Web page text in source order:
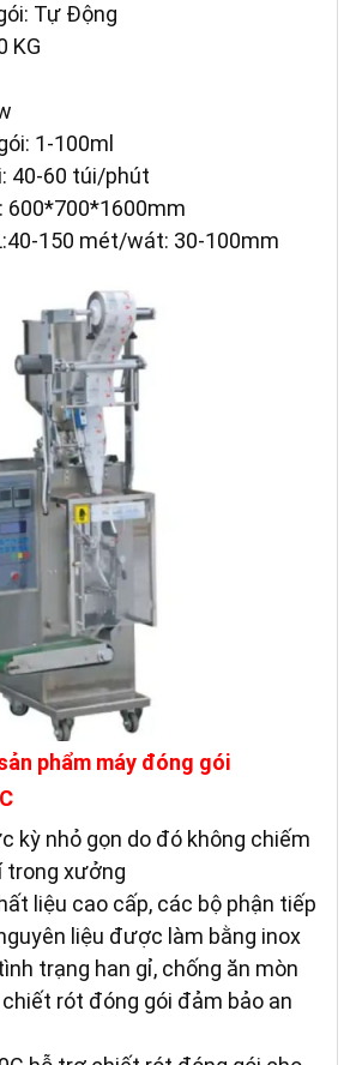
Tự Động
KG
1-100ml
40-60 túi/phút
600*700*1600mm
150 mét/wát: 30-100mm
phẩm máy đóng gói
kỳ nhỏ gọn do đó không chiếm
trong xưởng
liệu cao cấp, các bộ phận tiếp
liệu được làm bằng inox
trạng han gỉ, chống ăn mòn
rót đóng gói đảm bảo an